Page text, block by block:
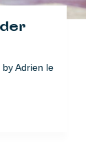
Adrien le